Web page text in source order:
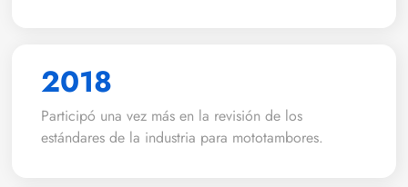
2018
Participó una vez más en la revisión de los
estándares de la industria para mototambores.